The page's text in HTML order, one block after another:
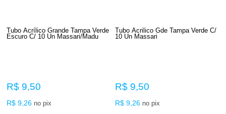
Tubo Acrílico Grande Tampa Verde
Escuro C/ 10 Un Massari/Madu
R$ 9,50
R$ 9,26 no pix
Tubo Acrilico Gde Tampa Verde C/
10 Un Massari
R$ 9,50
R$ 9,26 no pix